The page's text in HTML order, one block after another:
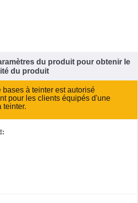
du produit pour obtenir le
du produit
bases à teinter est autorisé
pour les clients équipés d'une
teinter.